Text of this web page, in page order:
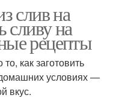
слив на
сливу на
рецепты
как заготовить
условиях —
вкус.